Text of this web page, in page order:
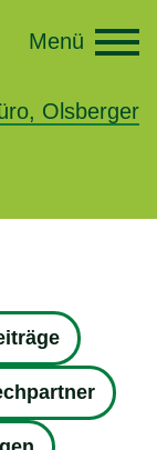
Olsberger
Menü